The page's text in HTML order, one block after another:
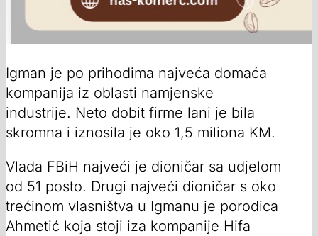
Igman je po prihodima najveća domaća
kompanija iz oblasti namjenske
industrije. Neto dobit firme lani je bila
skromna i iznosila je oko 1,5 miliona KM.
Vlada FBiH najveći je dioničar sa udjelom
od 51 posto. Drugi najveći dioničar s oko
trećinom vlasništva u Igmanu je porodica
Ahmetić koja stoji iza kompanije Hifa